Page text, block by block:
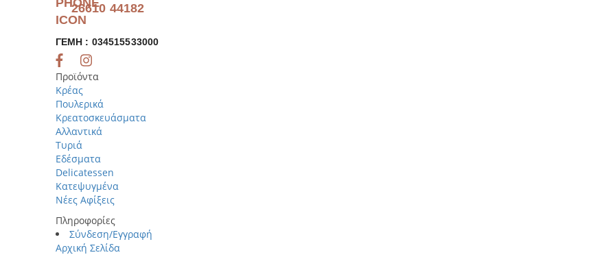
26610 44182
ΓΕΜΗ : 034515533000
Προϊόντα
Κρέας
Πουλερικά
Κρεατοσκευάσματα
Αλλαντικά
Τυριά
Εδέσματα
Delicatessen
Κατεψυγμένα
Νέες Αφίξεις
Πληροφορίες
Σύνδεση/Εγγραφή
Αρχική Σελίδα